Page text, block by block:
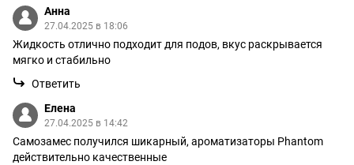
Анна
27.04.2025 в 18:06
Жидкость отлично подходит для подов, вкус раскрывается
мягко и стабильно
Ответить
Елена
27.04.2025 в 14:42
Самозамес получился шикарный, ароматизаторы Phantom
действительно качественные